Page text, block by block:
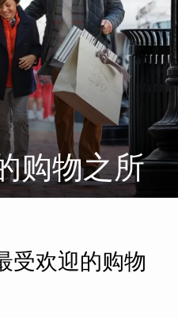
购物之所
受欢迎的购物